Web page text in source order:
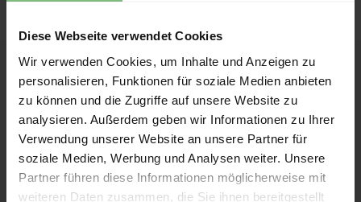
Diese Webseite verwendet Cookies
Wir verwenden Cookies, um Inhalte und Anzeigen zu
personalisieren, Funktionen für soziale Medien anbieten
zu können und die Zugriffe auf unsere Website zu
analysieren. Außerdem geben wir Informationen zu Ihrer
Verwendung unserer Website an unsere Partner für
soziale Medien, Werbung und Analysen weiter. Unsere
Partner führen diese Informationen möglicherweise mit
weiteren Daten zusammen, die Sie ihnen bereitgestellt
Höchst- und Tiefststände der
Pelletspreise in Ebenthal
Die Tabelle zeigt dieHöchst- und Tiefststände der
Pelletspreise für lose Holzpellets
. Das dazugehörige
Datum zeigt, wann der Höchst- oder Tiefststand im